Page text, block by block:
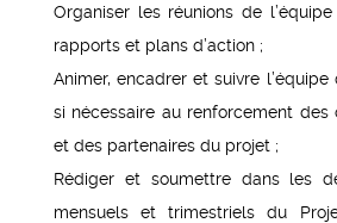
Organiser les réunions de
rapports et plans d’action ;
Animer, encadrer et suivre
si nécessaire au renforcement
et des partenaires du projet ;
Rédiger et soumettre dans les
mensuels et trimestriels du